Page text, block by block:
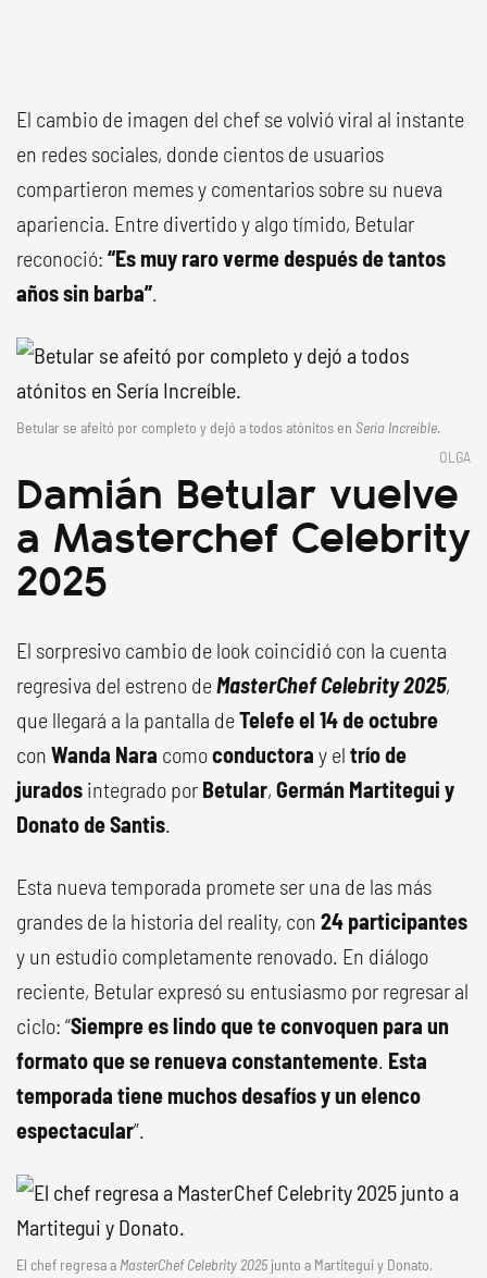
El cambio de imagen del chef se volvió viral al instante
en redes sociales, donde cientos de usuarios
compartieron memes y comentarios sobre su nueva
apariencia. Entre divertido y algo tímido, Betular
reconoció: “Es muy raro verme después de tantos
años sin barba”.
Betular se afeitó por completo y dejó a todos atónitos en Sería Increíble.
OLGA
Damián Betular vuelve
a Masterchef Celebrity
2025
El sorpresivo cambio de look coincidió con la cuenta
regresiva del estreno deMasterChef Celebrity 2025,
que llegará a la pantalla deTelefe el 14 de octubre
con Wanda Nara comoconductora y el trío de
jurados integrado por Betular, Germán Martitegui y
Donato de Santis.
Esta nueva temporada promete ser una de las más
grandes de la historia del reality, con 24 participantes
y un estudio completamente renovado. En diálogo
reciente, Betular expresó su entusiasmo por regresar al
ciclo: “Siempre es lindo que te convoquen para un
formato que se renueva constantemente. Esta
temporada tiene muchos desafíos y un elenco
espectacular”.
El chef regresa a MasterChef Celebrity 2025 junto a Martitegui y Donato.